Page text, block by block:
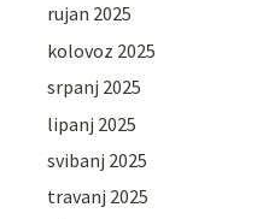
rujan 2025
kolovoz 2025
srpanj 2025
lipanj 2025
svibanj 2025
travanj 2025